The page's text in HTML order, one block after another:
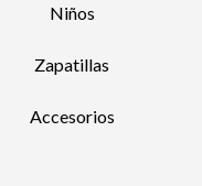
Niños
Zapatillas
Accesorios